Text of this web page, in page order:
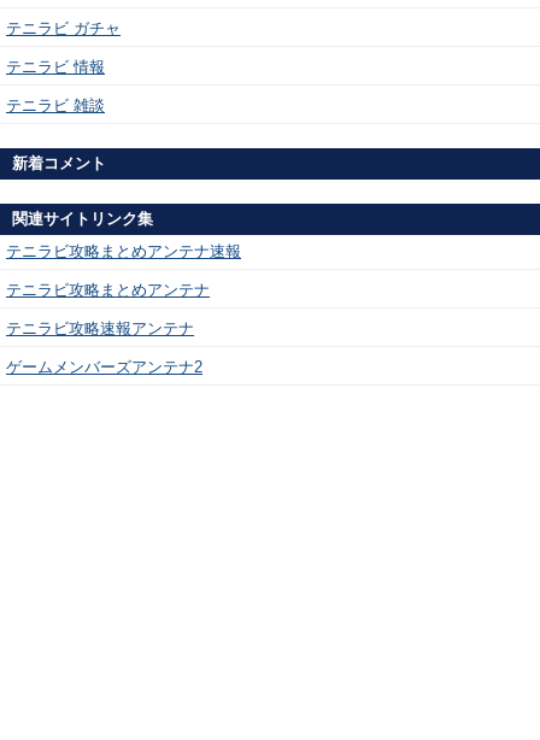
テニラビ ガチャ
テニラビ 情報
テニラビ 雑談
新着コメント
関連サイトリンク集
テニラビ攻略まとめアンテナ速報
テニラビ攻略まとめアンテナ
テニラビ攻略速報アンテナ
ゲームメンバーズアンテナ2